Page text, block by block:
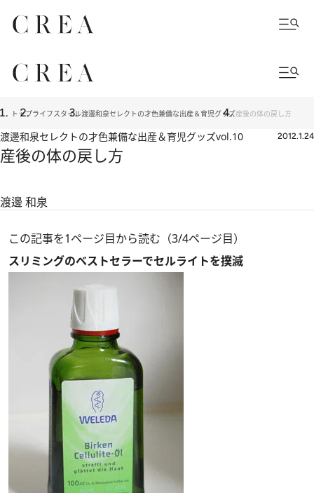
トップライフスタイル渡邊和泉セレクトの才色兼備な出産＆育児グッズ産後の体の戻し方
渡邊和泉セレクトの才色兼備な出産＆育児グッズvol.10 2012.1.24
産後の体の戻し方
渡邊 和泉
この記事を1ページ目から読む（3/4ページ目）
スリミングのベストセラーでセルライトを撲滅